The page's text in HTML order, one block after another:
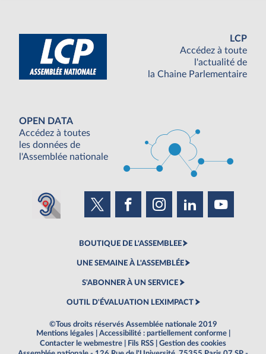
LCP
Accédez à toute
l'actualité de
la Chaine Parlementaire
OPEN DATA
Accédez à toutes
les données de
l'Assemblée nationale
BOUTIQUE DE L'ASSEMBLEE
UNE SEMAINE À L'ASSEMBLÉE
S'ABONNER À UN SERVICE
OUTIL D'ÉVALUATION LEXIMPACT
©Tous droits réservés Assemblée nationale 2019
Mentions légales
Accessibilité : partiellement conforme
Contacter le webmestre
Fils RSS
Gestion des cookies